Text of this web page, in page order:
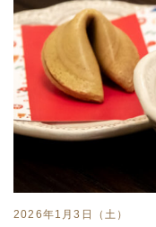
2026年1月3日（土）